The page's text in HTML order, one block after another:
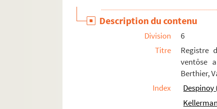
Ms 1647 (1512). Arrentements du prieuré de
Ms 1648 (1513). Arrentements du prieuré de
Ms 1649 (1514). « Livre Viany, la campagne,
Ms 1650 (1515). Cens imposés sur des
Ms 1651 (1516). « C'est icy le livre des
Ms 1652 (1517). « Le carnaval d'Aix, fantaisie
Ms 1653 (1518). « Brieve compendio di
Description du contenu
Division
6
Titre
Registre
ventôse
Berthier,
Index
Despinoy